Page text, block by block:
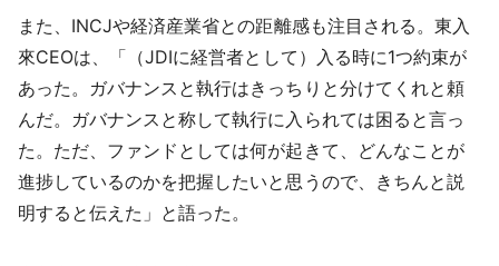
また、INCJや経済産業省との距離感も注目される。東入
來CEOは、「（JDIに経営者として）入る時に1つ約束が
あった。ガバナンスと執行はきっちりと分けてくれと頼
んだ。ガバナンスと称して執行に入られては困ると言っ
た。ただ、ファンドとしては何が起きて、どんなことが
進捗しているのかを把握したいと思うので、きちんと説
明すると伝えた」と語った。